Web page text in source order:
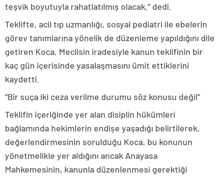
teşvik boyutuyla rahatlatılmış olacak.” dedi.
Teklifte, acil tıp uzmanlığı, sosyal pediatri ile ebelerin
görev tanımlarına yönelik de düzenleme yapıldığını dile
getiren Koca, Meclisin iradesiyle kanun teklifinin bir
kaç gün içerisinde yasalaşmasını ümit ettiklerini
kaydetti.
“Bir suça iki ceza verilme durumu söz konusu değil”
Teklifin içeriğinde yer alan disiplin hükümleri
bağlamında hekimlerin endişe yaşadığı belirtilerek,
değerlendirmesinin sorulduğu Koca, bu konunun
yönetmelikle yer aldığını ancak Anayasa
Mahkemesinin, kanunla düzenlenmesi gerektiği